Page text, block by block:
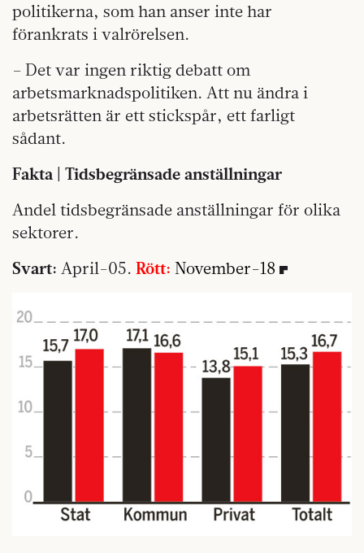
politikerna, som han anser inte har
förankrats i valrörelsen.
– Det var ingen riktig debatt om
arbetsmarknadspolitiken. Att nu ändra i
arbetsrätten är ett stickspår, ett farligt
sådant.
Fakta | Tidsbegränsade anställningar
Andel tidsbegränsade anställningar för olika
sektorer.
Svart: April-05. Rött: November-18